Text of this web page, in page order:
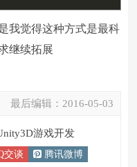
我觉得这种方式是最科
继续拓展
最后编辑： 2016-05-03
游戏开发
交谈 腾讯微博